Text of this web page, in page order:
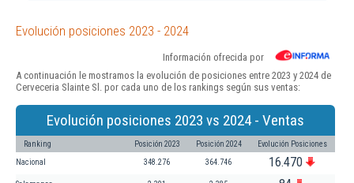
Evolución posiciones 2023 - 2024
Información ofrecida por
A continuación le mostramos la evolución de posiciones entre 2023 y 2024 de
Cerveceria Slainte Sl. por cada uno de los rankings según sus ventas:
Evolución posiciones 2023 vs 2024 - Ventas
Ranking Posición 2023 Posición 2024 Evolución Posiciones
Nacional 348.276 364.746 16.470